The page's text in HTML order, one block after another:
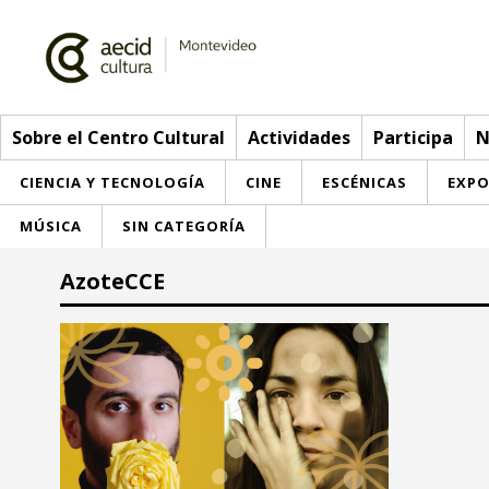
Sobre el Centro Cultural Actividades Participa
CIENCIA Y TECNOLOGÍA CINE ESCÉNICAS
MÚSICA SIN CATEGORÍA
Sobre el Centro Cultural
Red AECID
Equipo
Instalaciones
Visítanos
> Ir a Actividades
Esta semana
Inscripciones
Participa
Envíanos tu propuesta
Buzón de sugerencias
Noticias
Convocatorias
AzoteCCE